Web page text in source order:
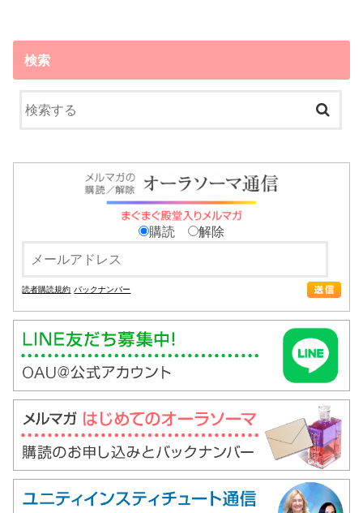
検索
購読 解除
読者購読規約 バックナンバー